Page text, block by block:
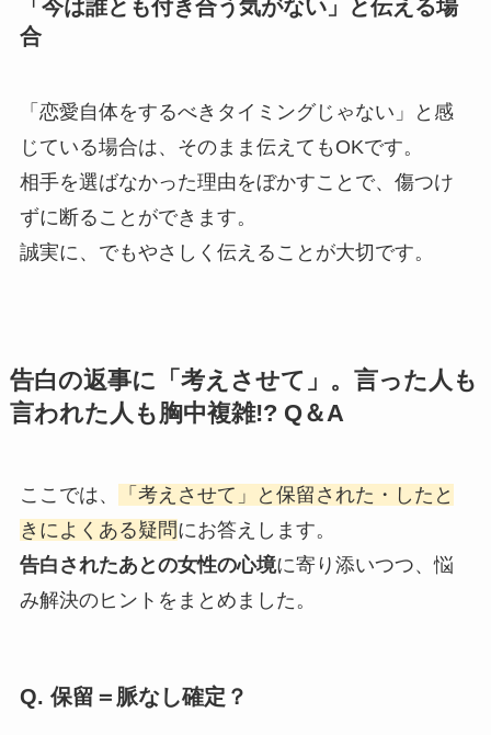
「今は誰とも付き合う気がない」と伝える場
合
「恋愛自体をするべきタイミングじゃない」と感
じている場合は、そのまま伝えてもOKです。
相手を選ばなかった理由をぼかすことで、傷つけ
ずに断ることができます。
誠実に、でもやさしく伝えることが大切です。
告白の返事に「考えさせて」。言った人も
言われた人も胸中複雑!? Q＆A
ここでは、
「考えさせて」と保留された・したと
きによくある疑問にお答えします。
告白されたあとの女性の心境に寄り添いつつ、悩
み解決のヒントをまとめました。
Q. 保留＝脈なし確定？